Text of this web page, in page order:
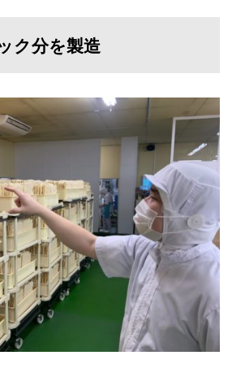
ク分を製造